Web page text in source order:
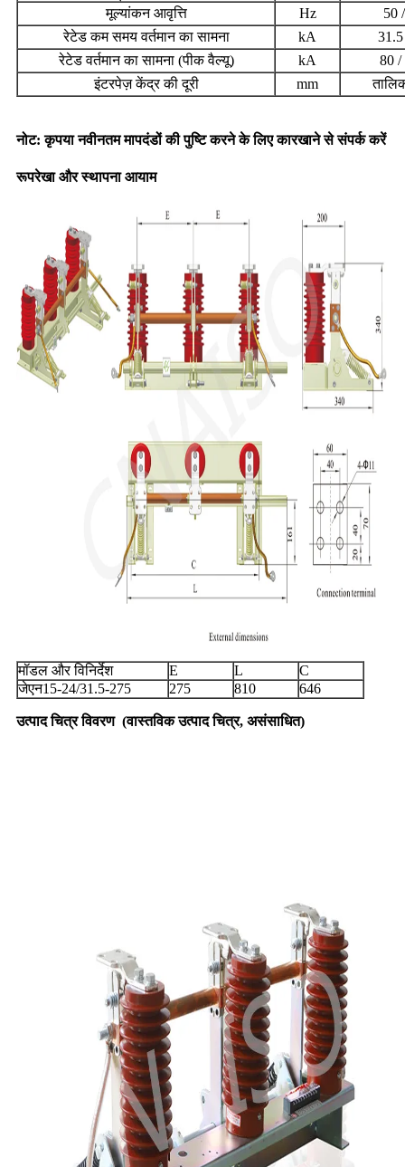
मूल्यांकन आवृत्ति
Hz
50
रेटेड कम समय वर्तमान का सामना
kA
रेटेड वर्तमान का सामना (पीक वैल्यू)
kA
80 /
इंटरपेज़ केंद्र की दूरी
mm
नोट: कृपया नवीनतम मापदंडों की पुष्टि करने के लिए कारखाने से संपर्क करें
रूपरेखा और स्थापना आयाम
मॉडल और विनिर्देश E L
C
जेएन15-24/31.5-275
275 810 646
उत्पाद चित्र विवरण (वास्तविक उत्पाद चित्र, असंसाधित)